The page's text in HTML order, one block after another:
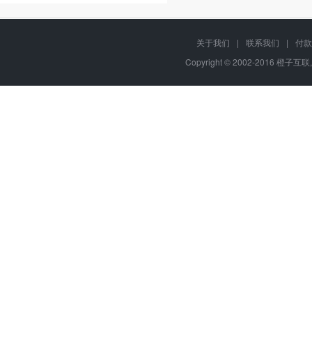
关于我们 | 联系我们 |
付
Copyright © 2002-2016 橙子互